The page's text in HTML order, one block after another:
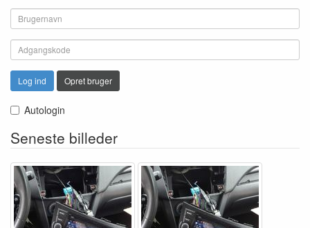
Log ind Opret bruger
Autologin
Seneste billeder